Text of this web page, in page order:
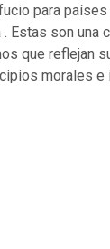
para países
. Estas son una
que reflejan
morales e